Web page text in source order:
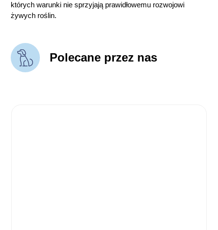
których warunki nie sprzyjają prawidłowemu rozwojowi
żywych roślin.
Polecane przez nas